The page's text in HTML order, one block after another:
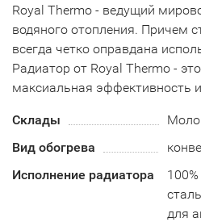
Royal Thermo - ведущий
водяного отопления. Причем
всегда четко оправдана
Радиатор от Royal Thermo -
максиальная эффективность
Склады
Вид обогрева
Исполнение радиатора
для